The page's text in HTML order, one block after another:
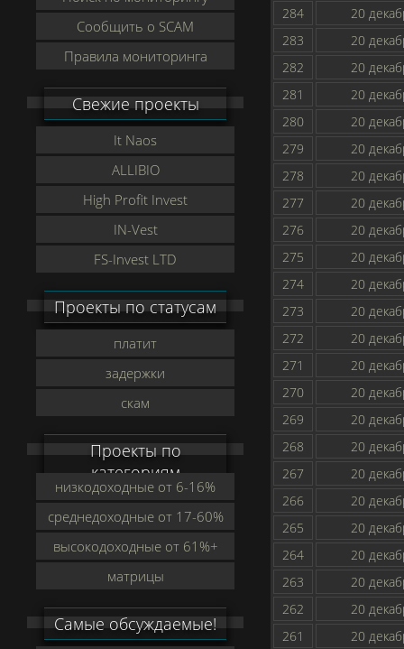
Сообщить о SCAM
Правила мониторинга
Свежие проекты
It Naos
ALLIBIO
High Profit Invest
IN-Vest
FS-Invest LTD
Проекты по статусам
платит
задержки
скам
Проекты по
категориям
низкодоходные от 6-16%
среднедоходные от 17-60%
высокодоходные от 61%+
матрицы
Самые обсуждаемые!
284
20
283
20
282
20
281
20
280
20
279
20
278
20
277
20
276
20
275
20
274
20
273
20
272
20
271
20
270
20
269
20
268
20
267
20
266
20
265
20
264
20
263
20
262
20
261
20